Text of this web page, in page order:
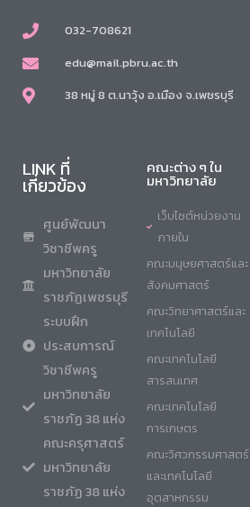
032-708621
edu@mail.pbru.ac.th
38 หมู่ 8 ต.นาวุ้ง อ.เมือง จ.เพชรบุรี
LINK ที่
เกี่ยวข้อง
ศูนย์พัฒนา
วิชาชีพครู
มหาวิทยาลัย
ราชภัฏเพชรบุรี
ระบบฝึก
ประสบการณ์
วิชาชีพครู
มหาวิทยาลัย
ราชภัฏ 38 แห่ง
คณะครุศาสตร์
มหาวิทยาลัย
ราชภัฏ 38 แห่ง
คณะต่าง ๆ ใน
มหาวิทยาลัย
เว็บไซต์หน่วยงาน
ภายใน
คณะมนุษยศาสตร์และ
สังคมศาสตร์
คณะวิทยาศาสตร์และ
เทคโนโลยี
คณะเทคโนโลยี
สารสนเทศ
คณะเทคโนโลยี
การเกษตร
คณะวิศวกรรมศาสตร์
และเทคโนโลยี
อุตสาหกรรม